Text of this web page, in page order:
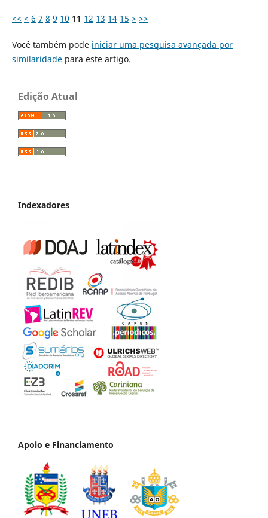
<< < 6 7 8 9 10 11 12 13 14 15 > >>
Você também pode iniciar uma pesquisa avançada por
similaridadepara este artigo.
Edição Atual
Indexadores
Apoio e Financiamento